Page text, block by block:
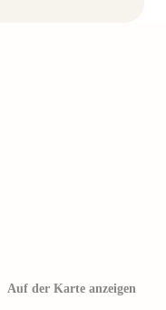
Auf der Karte anzeigen